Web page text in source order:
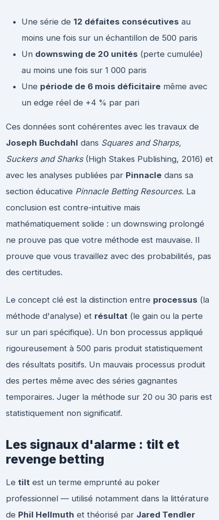
Une série de 12 défaites consécutives au
moins une fois sur un échantillon de 500 paris
Un downswing de 20 unités (perte cumulée)
au moins une fois sur 1 000 paris
Une période de 6 mois déficitaire même avec
un edge réel de +4 % par pari
Ces données sont cohérentes avec les travaux de
Joseph Buchdahl dans Squares and Sharps,
Suckers and Sharks(High Stakes Publishing, 2016) et
avec les analyses publiées par Pinnacle dans sa
section éducative Pinnacle Betting Resources. La
conclusion est contre-intuitive mais
mathématiquement solide : un downswing prolongé
ne prouve pas que votre méthode est mauvaise. Il
prouve que vous travaillez avec des probabilités, pas
des certitudes.
Le concept clé est la distinction entre processus (la
méthode d'analyse) et résultat (le gain ou la perte
sur un pari spécifique). Un bon processus appliqué
rigoureusement à 500 paris produit statistiquement
des résultats positifs. Un mauvais processus produit
des pertes même avec des séries gagnantes
temporaires. Juger la méthode sur 20 ou 30 paris est
statistiquement non significatif.
Les signaux d'alarme : tilt et
revenge betting
Le tilt est un terme emprunté au poker
professionnel — utilisé notamment dans la littérature
de Phil Hellmuth et théorisé par Jared Tendler